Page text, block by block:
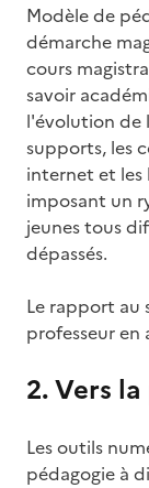
Modèle de
démarche
cours
savoir
l'évolution de
supports, les
internet et les
imposant un
jeunes tous
dépassés.
Le rapport au
professeur en
2. Vers
Les outils
pédagogie à